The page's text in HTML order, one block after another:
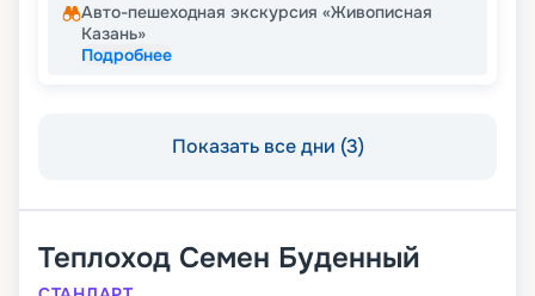
Авто-пешеходная экскурсия «Живописная
Казань»
Подробнее
Показать все дни (3)
Теплоход Семен Буденный